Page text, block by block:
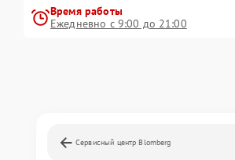
Время работы
Ежедневно с 9:00 до 21:00
Сервисный центр Blomberg